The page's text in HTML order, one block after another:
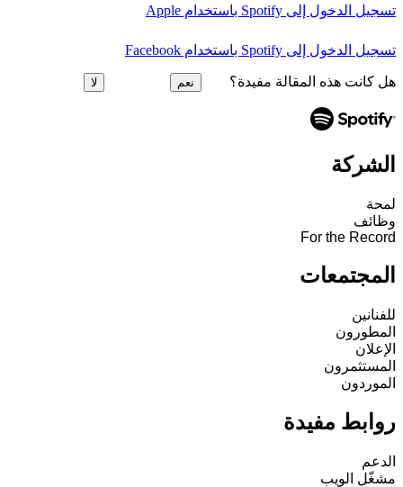
تسجيل الدخول إلى Spotify باستخدام Apple
تسجيل الدخول إلى Spotify باستخدام Facebook
هل كانت هذه المقالة مفيدة؟ نعم لا
الشركة
لمحة
وظائف
For the Record
المجتمعات
للفنانين
المطورون
الإعلان
المستثمرون
الموردون
روابط مفيدة
الدعم
مشغّل الويب